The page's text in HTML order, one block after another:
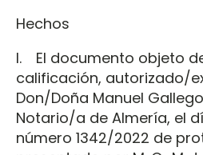
Hechos
I. El documento objeto
calificación, autorizado/
Don/Doña Manuel
Notario/a de Almería, el
número 1342/2022 de